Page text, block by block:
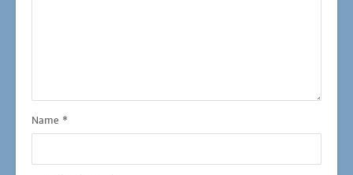
Auch interessant